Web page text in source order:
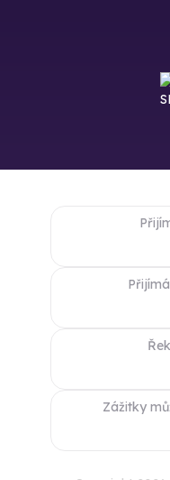
Zážitky